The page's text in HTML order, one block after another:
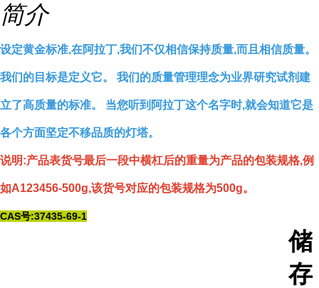
简介
设定黄金标准,在阿拉丁,我们不仅相信保持质量,而且相信质量。
我们的目标是定义它。 我们的质量管理理念为业界研究试剂建
立了高质量的标准。 当您听到阿拉丁这个名字时,就会知道它是
各个方面坚定不移品质的灯塔。
说明:产品表货号最后一段中横杠后的重量为产品的包装规格,例
如A123456-500g,该货号对应的包装规格为500g。
CAS号:37435-69-1
储
存